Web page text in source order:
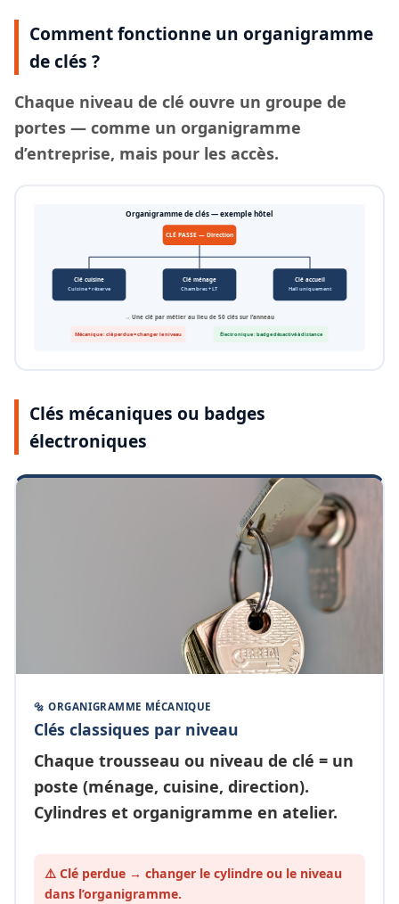
Comment fonctionne un organigramme
de clés ?
Chaque niveau de clé ouvre un groupe de
portes — comme un organigramme
d’entreprise, mais pour les accès.
Organigramme de clés — exemple hôtel
CLÉ PASSE — Direction
Clé cuisine
Cuisine + réserve
Clé ménage
Chambres + LT
Clé accueil
Hall uniquement
→ Une clé par métier au lieu de 50 clés sur l’anneau
Mécanique : clé perdue = changer le niveau Électronique : badge désactivé à distance
Clés mécaniques ou badges
électroniques
🔩 ORGANIGRAMME MÉCANIQUE
Clés classiques par niveau
Chaque trousseau ou niveau de clé = un
poste (ménage, cuisine, direction).
Cylindres et organigramme en atelier.
⚠️ Clé perdue → changer le cylindre ou le niveau
dans l’organigramme.